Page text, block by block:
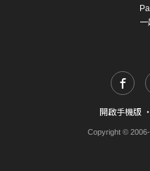
一
開啟手機版 ・
Copyright © 2006-